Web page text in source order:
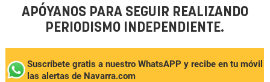
APÓYANOS PARA SEGUIR REALIZANDO
PERIODISMO INDEPENDIENTE.
Suscríbete gratis a nuestro WhatsAPP y recibe en tu móvil
las alertas de Navarra.com